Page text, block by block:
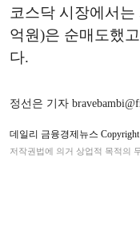
코스닥 시장에서
억원)은 순매도했
다.
정선은 기자
데일리 금융경제뉴스
저작권법에 의거 상업적 목적의